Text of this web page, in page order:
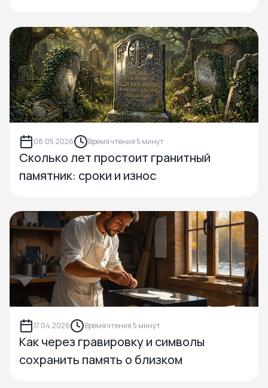
08.05.2026 Время чтения 5 минут
Сколько лет простоит гранитный
памятник: сроки и износ
17.04.2026 Время чтения 5 минут
Как через гравировку и символы
сохранить память о близком